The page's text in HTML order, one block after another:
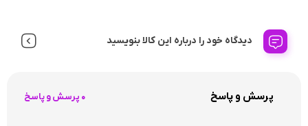
دیدگاه خود را درباره این کالا بنویسید
پرسش و پاسخ 0 پرسش و پاسخ